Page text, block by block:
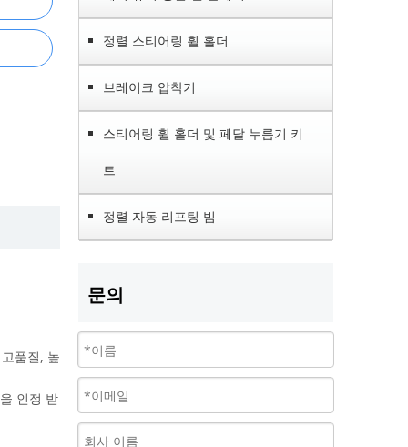
품질, 높
인정 받
정렬 스티어링 휠 홀더
브레이크 압착기
스티어링 휠 홀더 및 페달 누름기 키
트
정렬 자동 리프팅 빔
문의